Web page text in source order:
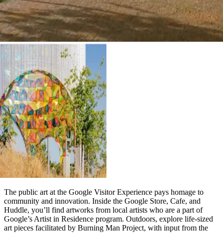
The public art at the Google Visitor Experience pays homage to
community and innovation. Inside the Google Store, Cafe, and
Huddle, you’ll find artworks from local artists who are a part of
Google’s Artist in Residence program. Outdoors, explore life-sized
art pieces facilitated by Burning Man Project, with input from the